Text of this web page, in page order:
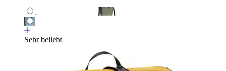
Sehr beliebt